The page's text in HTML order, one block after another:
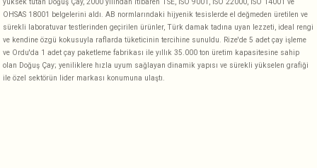
yüksek tutan Doğuş Çay, 2000 yılından itibaren TSE, ISO 9001, ISO 22000, ISO 14001 ve
OHSAS 18001 belgelerini aldı. AB normlarındaki hijyenik tesislerde el değmeden üretilen ve
sürekli laboratuvar testlerinden geçirilen ürünler, Türk damak tadına uyan lezzeti, ideal rengi
ve kendine özgü kokusuyla raflarda tüketicinin tercihine sunuldu. Rize'de 5 adet çay işleme
ve Ordu'da 1 adet çay paketleme fabrikası ile yıllık 35.000 ton üretim kapasitesine sahip
olan Doğuş Çay; yeniliklere hızla uyum sağlayan dinamik yapısı ve sürekli yükselen grafiği
ile özel sektörün lider markası konumuna ulaştı.